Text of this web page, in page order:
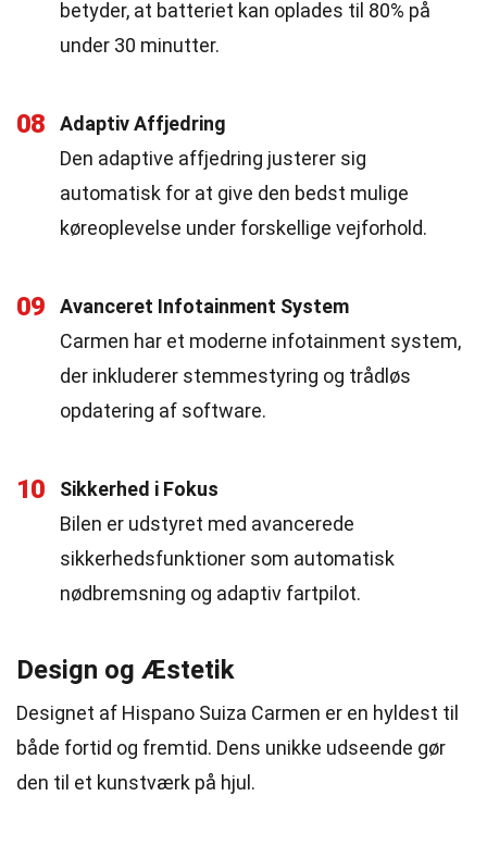
betyder, at batteriet kan oplades til 80% på
under 30 minutter.
08
Adaptiv Affjedring
Den adaptive affjedring justerer sig
automatisk for at give den bedst mulige
køreoplevelse under forskellige vejforhold.
09
Avanceret Infotainment System
Carmen har et moderne infotainment system,
der inkluderer stemmestyring og trådløs
opdatering af software.
10
Sikkerhed i Fokus
Bilen er udstyret med avancerede
sikkerhedsfunktioner som automatisk
nødbremsning og adaptiv fartpilot.
Design og Æstetik
Designet af Hispano Suiza Carmen er en hyldest til
både fortid og fremtid. Dens unikke udseende gør
den til et kunstværk på hjul.